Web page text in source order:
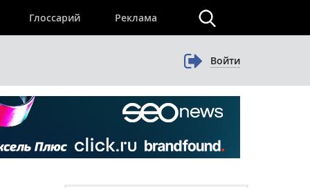
Глоссарий Реклама
Войти